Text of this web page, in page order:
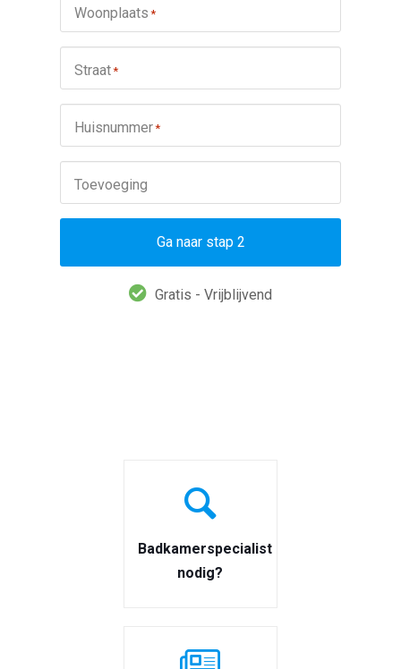
Woonplaats *
Straat*
Huisnummer*
Toevoeging
Ga naar stap 2
Gratis - Vrijblijvend
Badkamerspecialist
nodig?